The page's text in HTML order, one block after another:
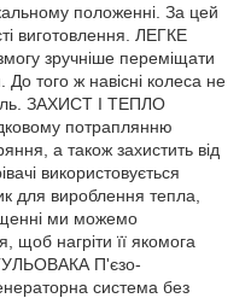
положенні. За цей
виготовлення. ЛЕГКЕ
зручніше переміщати
До того ж навісні колеса не
ЗАХИСТ І ТЕПЛО
потраплянню
а також захистить від
використовується
для вироблення тепла,
ми можемо
щоб нагріти її якомога
П'єзо-
система без